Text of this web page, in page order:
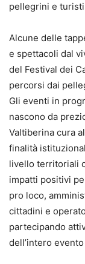
pellegrini e
Alcune delle
e spettacoli dal
del Festival dei
percorsi dai
Gli eventi in
nascono da
Valtiberina cura
finalità
livello territoriali
impatti positivi
pro loco,
cittadini e
partecipando
dell’intero